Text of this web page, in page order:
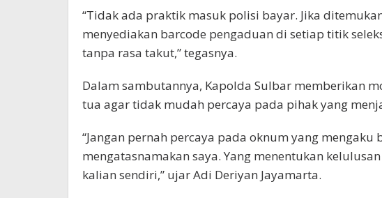
“Tidak ada praktik masuk polisi bayar. Jika
menyediakan barcode pengaduan di setiap titik
tanpa rasa takut,” tegasnya.
Dalam sambutannya, Kapolda Sulbar memberikan
tua agar tidak mudah percaya pada pihak yang
“Jangan pernah percaya pada oknum yang mengaku
mengatasnamakan saya. Yang menentukan
kalian sendiri,” ujar Adi Deriyan Jayamarta.